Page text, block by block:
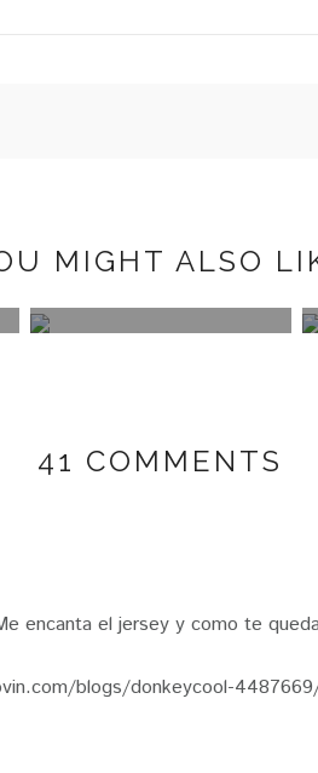
MIGHT ALSO
41 COMMENTS
encanta el jersey y como te
blogs/donkeycool-